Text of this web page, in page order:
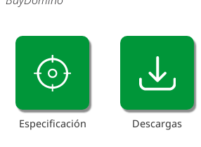
Especificación Descargas